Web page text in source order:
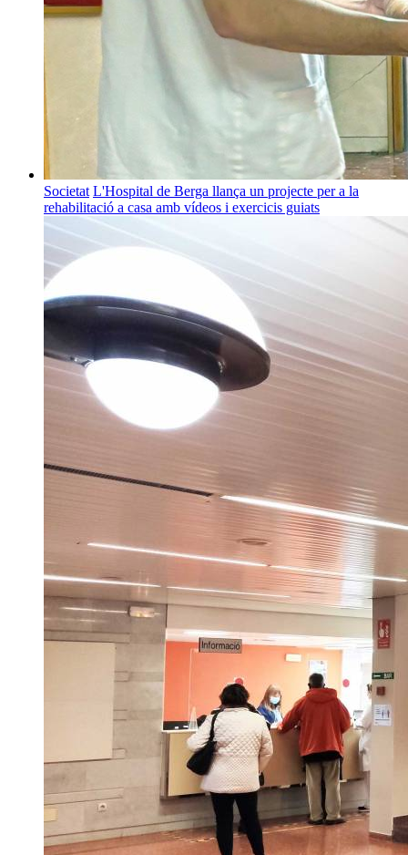
Societat L'Hospital de Berga llança un projecte per a la
rehabilitació a casa amb vídeos i exercicis guiats